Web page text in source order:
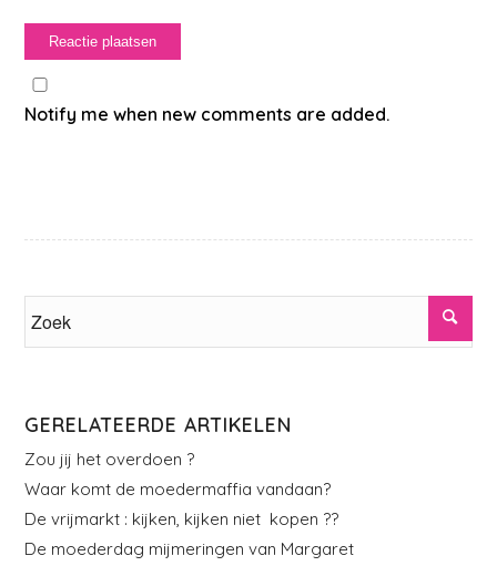
Notify me when new comments are added.
GERELATEERDE ARTIKELEN
Zou jij het overdoen ?
Waar komt de moedermaffia vandaan?
De vrijmarkt : kijken, kijken niet kopen ??
De moederdag mijmeringen van Margaret